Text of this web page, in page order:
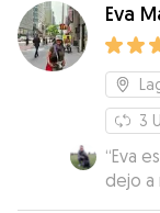
Eva
3
“Eva
dejo a